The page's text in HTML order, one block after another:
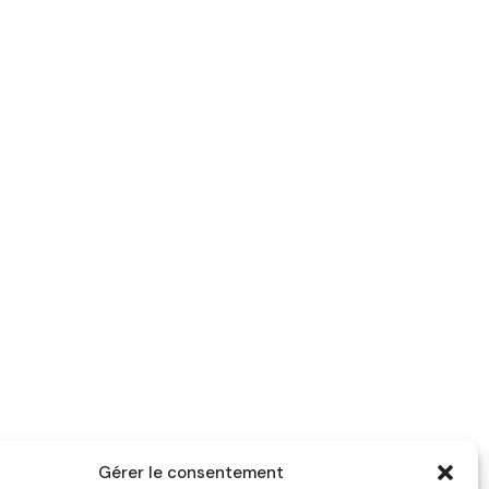
Gérer le consentement